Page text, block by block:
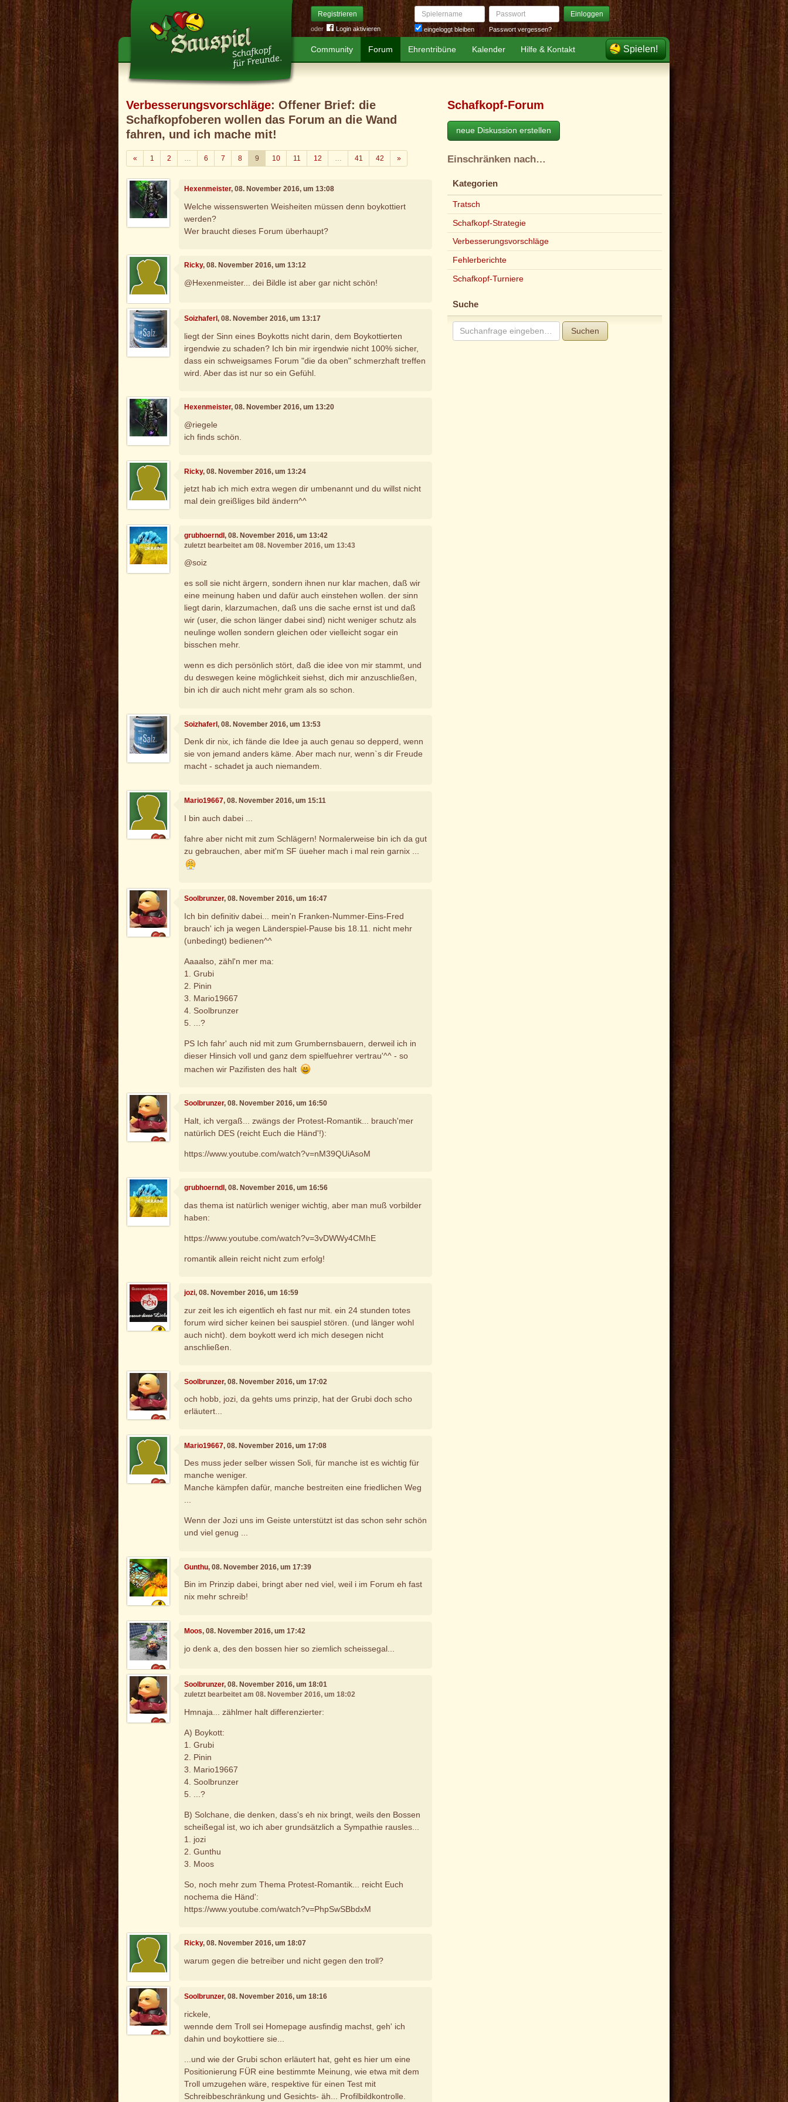
Registrieren
oder Login aktivieren
Spielername
eingeloggt bleiben
Passwort Einloggen
Passwort vergessen?
Community Forum Ehrentribüne Kalender Hilfe & Kontakt Spielen!
Verbesserungsvorschläge: Offener Brief: die
Schafkopfoberen wollen das Forum an die Wand
fahren, und ich mache mit!
«Zurück
1 2 … 6 7 8 9 10 11 12 … 41 42 »Weiter
Hexenmeister, 08. November 2016, um 13:08
Welche wissenswerten Weisheiten müssen denn boykottiert
werden?
Wer braucht dieses Forum überhaupt?
Ricky, 08. November 2016, um 13:12
@Hexenmeister... dei Bildle ist aber gar nicht schön!
Soizhaferl, 08. November 2016, um 13:17
liegt der Sinn eines Boykotts nicht darin, dem Boykottierten
irgendwie zu schaden? Ich bin mir irgendwie nicht 100% sicher,
dass ein schweigsames Forum "die da oben" schmerzhaft treffen
wird. Aber das ist nur so ein Gefühl.
Hexenmeister, 08. November 2016, um 13:20
@riegele
ich finds schön.
Ricky, 08. November 2016, um 13:24
jetzt hab ich mich extra wegen dir umbenannt und du willst nicht
mal dein greißliges bild ändern^^
grubhoerndl, 08. November 2016, um 13:42
zuletzt bearbeitet am 08. November 2016, um 13:43
@soiz
es soll sie nicht ärgern, sondern ihnen nur klar machen, daß wir
eine meinung haben und dafür auch einstehen wollen. der sinn
liegt darin, klarzumachen, daß uns die sache ernst ist und daß
wir (user, die schon länger dabei sind) nicht weniger schutz als
neulinge wollen sondern gleichen oder vielleicht sogar ein
bisschen mehr.
wenn es dich persönlich stört, daß die idee von mir stammt, und
du deswegen keine möglichkeit siehst, dich mir anzuschließen,
bin ich dir auch nicht mehr gram als so schon.
Soizhaferl, 08. November 2016, um 13:53
Denk dir nix, ich fände die Idee ja auch genau so depperd, wenn
sie von jemand anders käme. Aber mach nur, wenn`s dir Freude
macht - schadet ja auch niemandem.
Mario19667, 08. November 2016, um 15:11
I bin auch dabei ...
fahre aber nicht mit zum Schlägern! Normalerweise bin ich da gut
zu gebrauchen, aber mit'm SF üueher mach i mal rein garnix ...
Soolbrunzer, 08. November 2016, um 16:47
Ich bin definitiv dabei... mein'n Franken-Nummer-Eins-Fred
brauch' ich ja wegen Länderspiel-Pause bis 18.11. nicht mehr
(unbedingt) bedienen^^
Aaaalso, zähl'n mer ma:
1. Grubi
2. Pinin
3. Mario19667
4. Soolbrunzer
5. ...?
PS Ich fahr' auch nid mit zum Grumbernsbauern, derweil ich in
dieser Hinsich voll und ganz dem spielfuehrer vertrau'^^ - so
machen wir Pazifisten des halt
Soolbrunzer, 08. November 2016, um 16:50
Halt, ich vergaß... zwängs der Protest-Romantik... brauch'mer
natürlich DES (reicht Euch die Händ'!):
https://www.youtube.com/watch?v=nM39QUiAsoM
grubhoerndl, 08. November 2016, um 16:56
das thema ist natürlich weniger wichtig, aber man muß vorbilder
haben:
https://www.youtube.com/watch?v=3vDWWy4CMhE
romantik allein reicht nicht zum erfolg!
jozi, 08. November 2016, um 16:59
zur zeit les ich eigentlich eh fast nur mit. ein 24 stunden totes
forum wird sicher keinen bei sauspiel stören. (und länger wohl
auch nicht). dem boykott werd ich mich desegen nicht
anschließen.
Soolbrunzer, 08. November 2016, um 17:02
och hobb, jozi, da gehts ums prinzip, hat der Grubi doch scho
erläutert...
Mario19667, 08. November 2016, um 17:08
Des muss jeder selber wissen Soli, für manche ist es wichtig für
manche weniger.
Manche kämpfen dafür, manche bestreiten eine friedlichen Weg
...
Wenn der Jozi uns im Geiste unterstützt ist das schon sehr schön
und viel genug ...
Gunthu, 08. November 2016, um 17:39
Bin im Prinzip dabei, bringt aber ned viel, weil i im Forum eh fast
nix mehr schreib!
Moos, 08. November 2016, um 17:42
jo denk a, des den bossen hier so ziemlich scheissegal...
Soolbrunzer, 08. November 2016, um 18:01
zuletzt bearbeitet am 08. November 2016, um 18:02
Hmnaja... zählmer halt differenzierter:
A) Boykott:
1. Grubi
2. Pinin
3. Mario19667
4. Soolbrunzer
5. ...?
B) Solchane, die denken, dass's eh nix bringt, weils den Bossen
scheißegal ist, wo ich aber grundsätzlich a Sympathie rausles...
1. jozi
2. Gunthu
3. Moos
So, noch mehr zum Thema Protest-Romantik... reicht Euch
nochema die Händ':
https://www.youtube.com/watch?v=PhpSwSBbdxM
Ricky, 08. November 2016, um 18:07
warum gegen die betreiber und nicht gegen den troll?
Soolbrunzer, 08. November 2016, um 18:16
rickele,
wennde dem Troll sei Homepage ausfindig machst, geh' ich
dahin und boykottiere sie...
...und wie der Grubi schon erläutert hat, geht es hier um eine
Positionierung FÜR eine bestimmte Meinung, wie etwa mit dem
Troll umzugehen wäre, respektive für einen Test mit
Schreibbeschränkung und Gesichts- äh... Profilbildkontrolle.
Schafkopf-Forum
neue Diskussion erstellen
Einschränken nach…
Kategorien
Tratsch
Schafkopf-Strategie
Verbesserungsvorschläge
Fehlerberichte
Schafkopf-Turniere
Suche
Suchen